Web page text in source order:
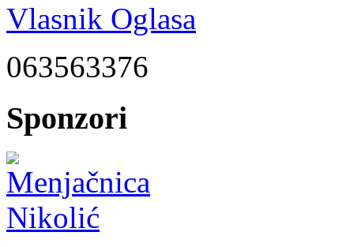
Vlasnik Oglasa
063563376
Sponzori